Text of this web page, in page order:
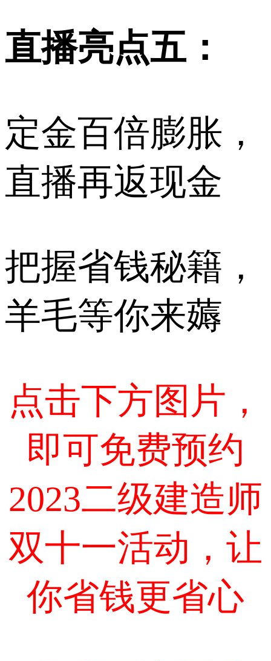
直播亮点五：
定金百倍膨胀，
直播再返现金
把握省钱秘籍，
羊毛等你来薅
点击下方图片，
即可免费预约
2023二级建造师
双十一活动，让
你省钱更省心